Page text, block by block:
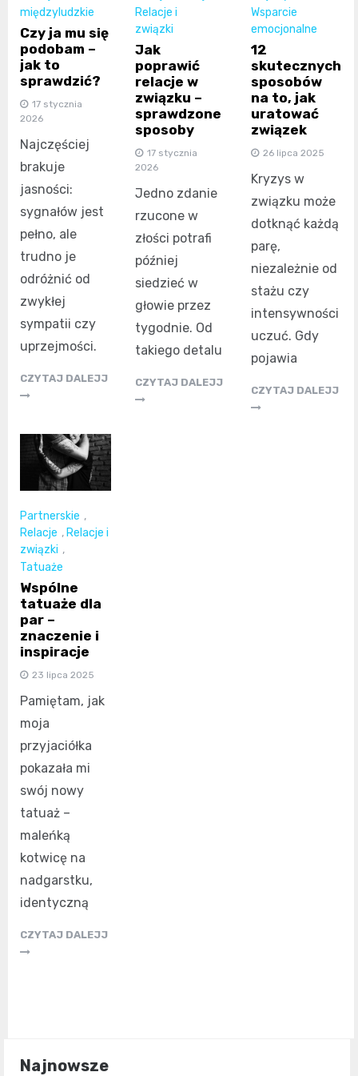
międzyludzkie
Czy ja mu się
podobam –
jak to
sprawdzić?
17 stycznia
2026
Najczęściej
brakuje
jasności:
sygnałów jest
pełno, ale
trudno je
odróżnić od
zwykłej
sympatii czy
uprzejmości.
CZYTAJ DALEJJ
Relacje i
związki
Jak
poprawić
relacje w
związku –
sprawdzone
sposoby
17 stycznia
2026
Jedno zdanie
rzucone w
złości potrafi
później
siedzieć w
głowie przez
tygodnie. Od
takiego detalu
CZYTAJ DALEJJ
Wsparcie
emocjonalne
12
skutecznych
sposobów
na to, jak
uratować
związek
26 lipca 2025
Kryzys w
związku może
dotknąć każdą
parę,
niezależnie od
stażu czy
intensywności
uczuć. Gdy
pojawia
CZYTAJ DALEJJ
Partnerskie ,
Relacje , Relacje i
związki ,
Tatuaże
Wspólne
tatuaże dla
par –
znaczenie i
inspiracje
23 lipca 2025
Pamiętam, jak
moja
przyjaciółka
pokazała mi
swój nowy
tatuaż –
maleńką
kotwicę na
nadgarstku,
identyczną
CZYTAJ DALEJJ
Najnowsze